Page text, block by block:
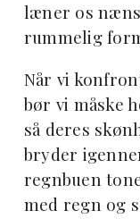
læner os
rummelig
Når vi
bør vi måske
så deres
bryder
regnbuen
med regn og